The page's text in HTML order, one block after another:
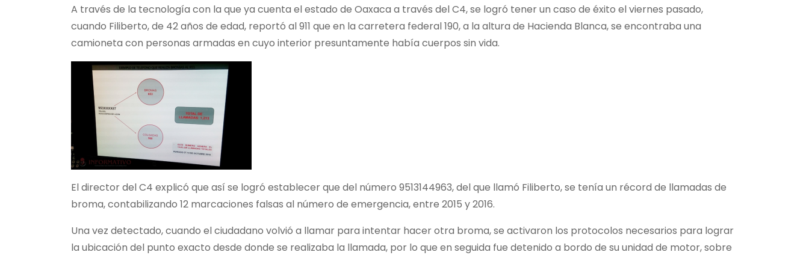
A través de la tecnología con la que ya cuenta el estado de Oaxaca a través del C4, se logró tener un caso de éxito el viernes pasado,
cuando Filiberto, de 42 años de edad, reportó al 911 que en la carretera federal 190, a la altura de Hacienda Blanca, se encontraba una
camioneta con personas armadas en cuyo interior presuntamente había cuerpos sin vida.
El director del C4 explicó que así se logró establecer que del número 9513144963, del que llamó Filiberto, se tenía un récord de llamadas de
broma, contabilizando 12 marcaciones falsas al número de emergencia, entre 2015 y 2016.
Una vez detectado, cuando el ciudadano volvió a llamar para intentar hacer otra broma, se activaron los protocolos necesarios para lograr
la ubicación del punto exacto desde donde se realizaba la llamada, por lo que en seguida fue detenido a bordo de su unidad de motor, sobre